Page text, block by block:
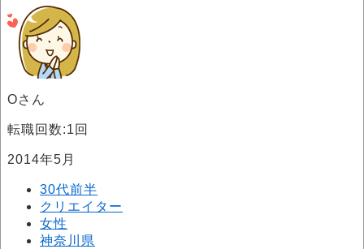
Oさん
転職回数:1回
2014年5月
30代前半
クリエイター
女性
神奈川県